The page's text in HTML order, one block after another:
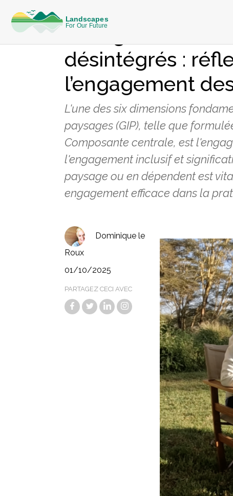
Dialogue dans
désintégrés :
l’engagement
L'une des six dimensions
paysages (GIP), telle que
Composante centrale, est
l'engagement inclusif et
paysage ou en dépendent est
engagement efficace dans la
Dominique le
Roux
01/10/2025
PARTAGEZ CECI AVEC